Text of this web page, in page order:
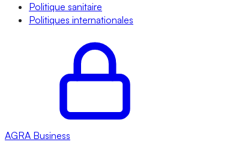
Politique sanitaire
Politiques internationales
AGRA Business